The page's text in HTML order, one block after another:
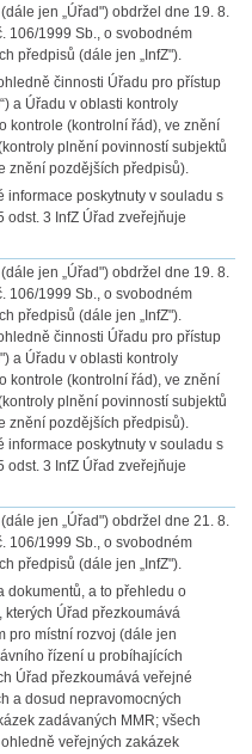
jen „Úřad") obdržel dne 19. 8.
106/1999 Sb., o svobodném
předpisů (dále jen „InfZ").
činnosti Úřadu pro přístup
a Úřadu v oblasti kontroly
kontrole (kontrolní řád), ve znění
plnění povinností subjektů
znění pozdějších předpisů).
informace poskytnuty v souladu s
odst. 3 InfZ Úřad zveřejňuje
jen „Úřad") obdržel dne 19. 8.
106/1999 Sb., o svobodném
předpisů (dále jen „InfZ").
činnosti Úřadu pro přístup
a Úřadu v oblasti kontroly
kontrole (kontrolní řád), ve znění
plnění povinností subjektů
znění pozdějších předpisů).
informace poskytnuty v souladu s
odst. 3 InfZ Úřad zveřejňuje
jen „Úřad") obdržel dne 21. 8.
106/1999 Sb., o svobodném
předpisů (dále jen „InfZ").
dokumentů, a to přehledu o
Úřad přezkoumává
pro místní rozvoj (dále jen
řízení u probíhajících
Úřad přezkoumává veřejné
a dosud nepravomocných
zadávaných MMR; všech
veřejných zakázek